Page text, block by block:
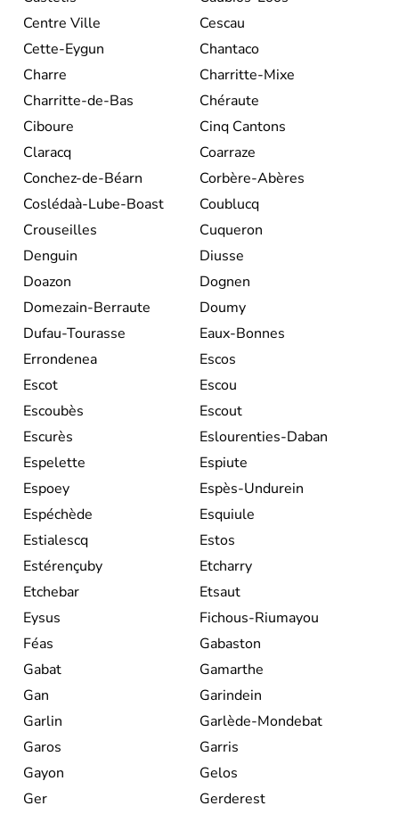
Centre Ville
Cescau
Cette-Eygun
Chantaco
Charre
Charritte-Mixe
Charritte-de-Bas
Chéraute
Ciboure
Cinq Cantons
Claracq
Coarraze
Conchez-de-Béarn
Corbère-Abères
Coslédaà-Lube-Boast
Coublucq
Crouseilles
Cuqueron
Denguin
Diusse
Doazon
Dognen
Domezain-Berraute
Doumy
Dufau-Tourasse
Eaux-Bonnes
Errondenea
Escos
Escot
Escou
Escoubès
Escout
Escurès
Eslourenties-Daban
Espelette
Espiute
Espoey
Espès-Undurein
Espéchède
Esquiule
Estialescq
Estos
Estérençuby
Etcharry
Etchebar
Etsaut
Eysus
Fichous-Riumayou
Féas
Gabaston
Gabat
Gamarthe
Gan
Garindein
Garlin
Garlède-Mondebat
Garos
Garris
Gayon
Gelos
Ger
Gerderest